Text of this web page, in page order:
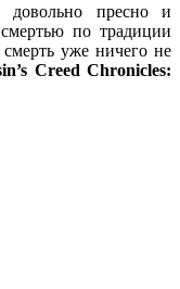
пресно и
по традиции
уже ничего не
Creed Chronicles: